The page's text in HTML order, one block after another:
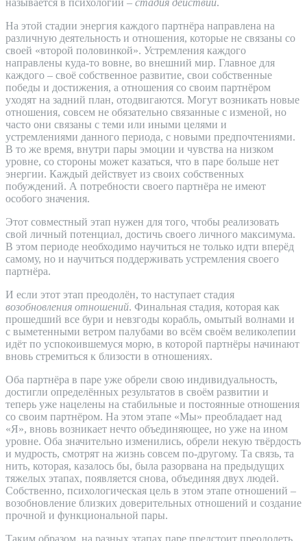
называется в психологии – стадия действий.
На этой стадии энергия каждого партнёра направлена на
различную деятельность и отношения, которые не связаны со
своей «второй половинкой». Устремления каждого
направлены куда-то вовне, во внешний мир. Главное для
каждого – своё собственное развитие, свои собственные
победы и достижения, а отношения со своим партнёром
уходят на задний план, отодвигаются. Могут возникать новые
отношения, совсем не обязательно связанные с изменой, но
часто они связаны с теми или иными целями и
устремлениями данного периода, с новыми предпочтениями.
В то же время, внутри пары эмоции и чувства на низком
уровне, со стороны может казаться, что в паре больше нет
энергии. Каждый действует из своих собственных
побуждений. А потребности своего партнёра не имеют
особого значения.
Этот совместный этап нужен для того, чтобы реализовать
свой личный потенциал, достичь своего личного максимума.
В этом периоде необходимо научиться не только идти вперёд
самому, но и научиться поддерживать устремления своего
партнёра.
И если этот этап преодолён, то наступает стадия
возобновления отношений. Финальная стадия, которая как
прошедший все бури и невзгоды корабль, омытый волнами и
с выметенными ветром палубами во всём своём великолепии
идёт по успокоившемуся морю, в которой партнёры начинают
вновь стремиться к близости в отношениях.
Оба партнёра в паре уже обрели свою индивидуальность,
достигли определённых результатов в своём развитии и
теперь уже нацелены на стабильные и постоянные отношения
со своим партнёром. На этом этапе «Мы» преобладает над
«Я», вновь возникает нечто объединяющее, но уже на ином
уровне. Оба значительно изменились, обрели некую твёрдость
и мудрость, смотрят на жизнь совсем по-другому. Та связь, та
нить, которая, казалось бы, была разорвана на предыдущих
тяжелых этапах, появляется снова, объединяя двух людей.
Собственно, психологическая цель в этом этапе отношений –
возобновление близких доверительных отношений и создание
прочной и функциональной пары.
Таким образом, на разных этапах паре предстоит преодолеть